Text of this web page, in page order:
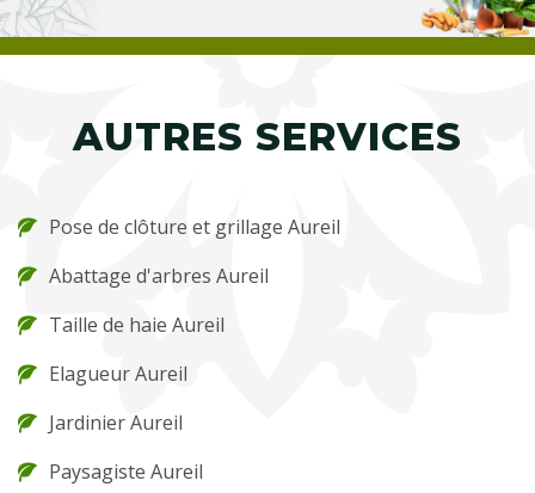
AUTRES SERVICES
Pose de clôture et grillage Aureil
Abattage d'arbres Aureil
Taille de haie Aureil
Elagueur Aureil
Jardinier Aureil
Paysagiste Aureil